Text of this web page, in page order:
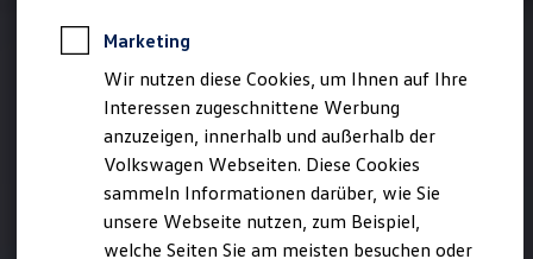
Notdienst und Pannenhilfe
Software, Konnektivität & Apps
California App
VW Connect für Ihren ID. Buzz
VW Connect für Ihren Transporter/Caravelle
VW Connect für Ihren Amarok
VW Connect für andere Modelle
Connect Pro
Fleet Interface Data
Multistop Pathfinder
Übersicht Software Updates
Marketing
Wir nutzen diese Cookies, um Ihnen auf Ihre
Interessen zugeschnittene Werbung
anzuzeigen, innerhalb und außerhalb der
Volkswagen Webseiten. Diese Cookies
sammeln Informationen darüber, wie Sie
unsere Webseite nutzen, zum Beispiel,
welche Seiten Sie am meisten besuchen oder